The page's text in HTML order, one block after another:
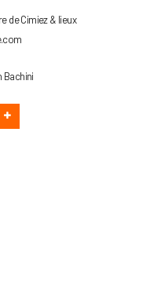
de Cimiez & lieux
Bachini